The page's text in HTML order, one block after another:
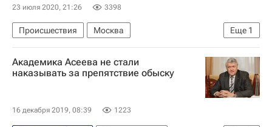
23 июля 2020, 21:26 3398
Еще 1
Происшествия
Москва
Следственный комитет России (СК РФ)
Академика Асеева не стали
наказывать за препятствие обыску
16 декабря 2019, 08:39 1223